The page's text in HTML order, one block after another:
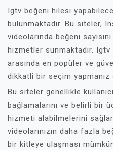
Igtv beğeni hilesi
bulunmaktadır. Bu siteler,
videolarında beğeni
hizmetler sunmaktadır.
arasında en popüler ve
dikkatli bir seçim yapmanız
Bu siteler genellikle
bağlamalarını ve belirli bir
hizmeti alabilmelerini
videolarınızın daha fazla
bir kitleye ulaşması